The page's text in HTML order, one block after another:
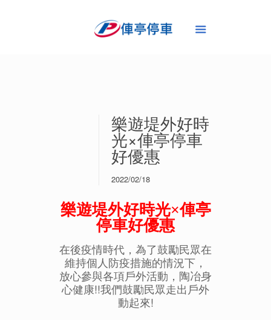
樂遊堤外好時
光×俥亭停車
好優惠
2022/02/18
樂遊堤外好時光×俥亭
停車好優惠
在後疫情時代，為了鼓勵民眾在
維持個人防疫措施的情況下，
放心參與各項戶外活動，陶冶身
心健康!!我們鼓勵民眾走出戶外
動起來!